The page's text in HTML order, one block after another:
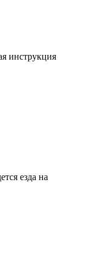
инструкция
езда на